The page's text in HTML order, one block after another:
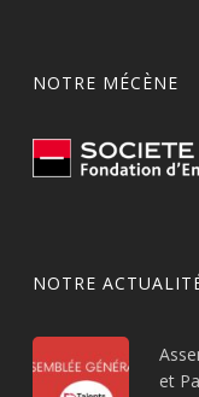
NOTRE MÉCÈNE
NOTRE
et